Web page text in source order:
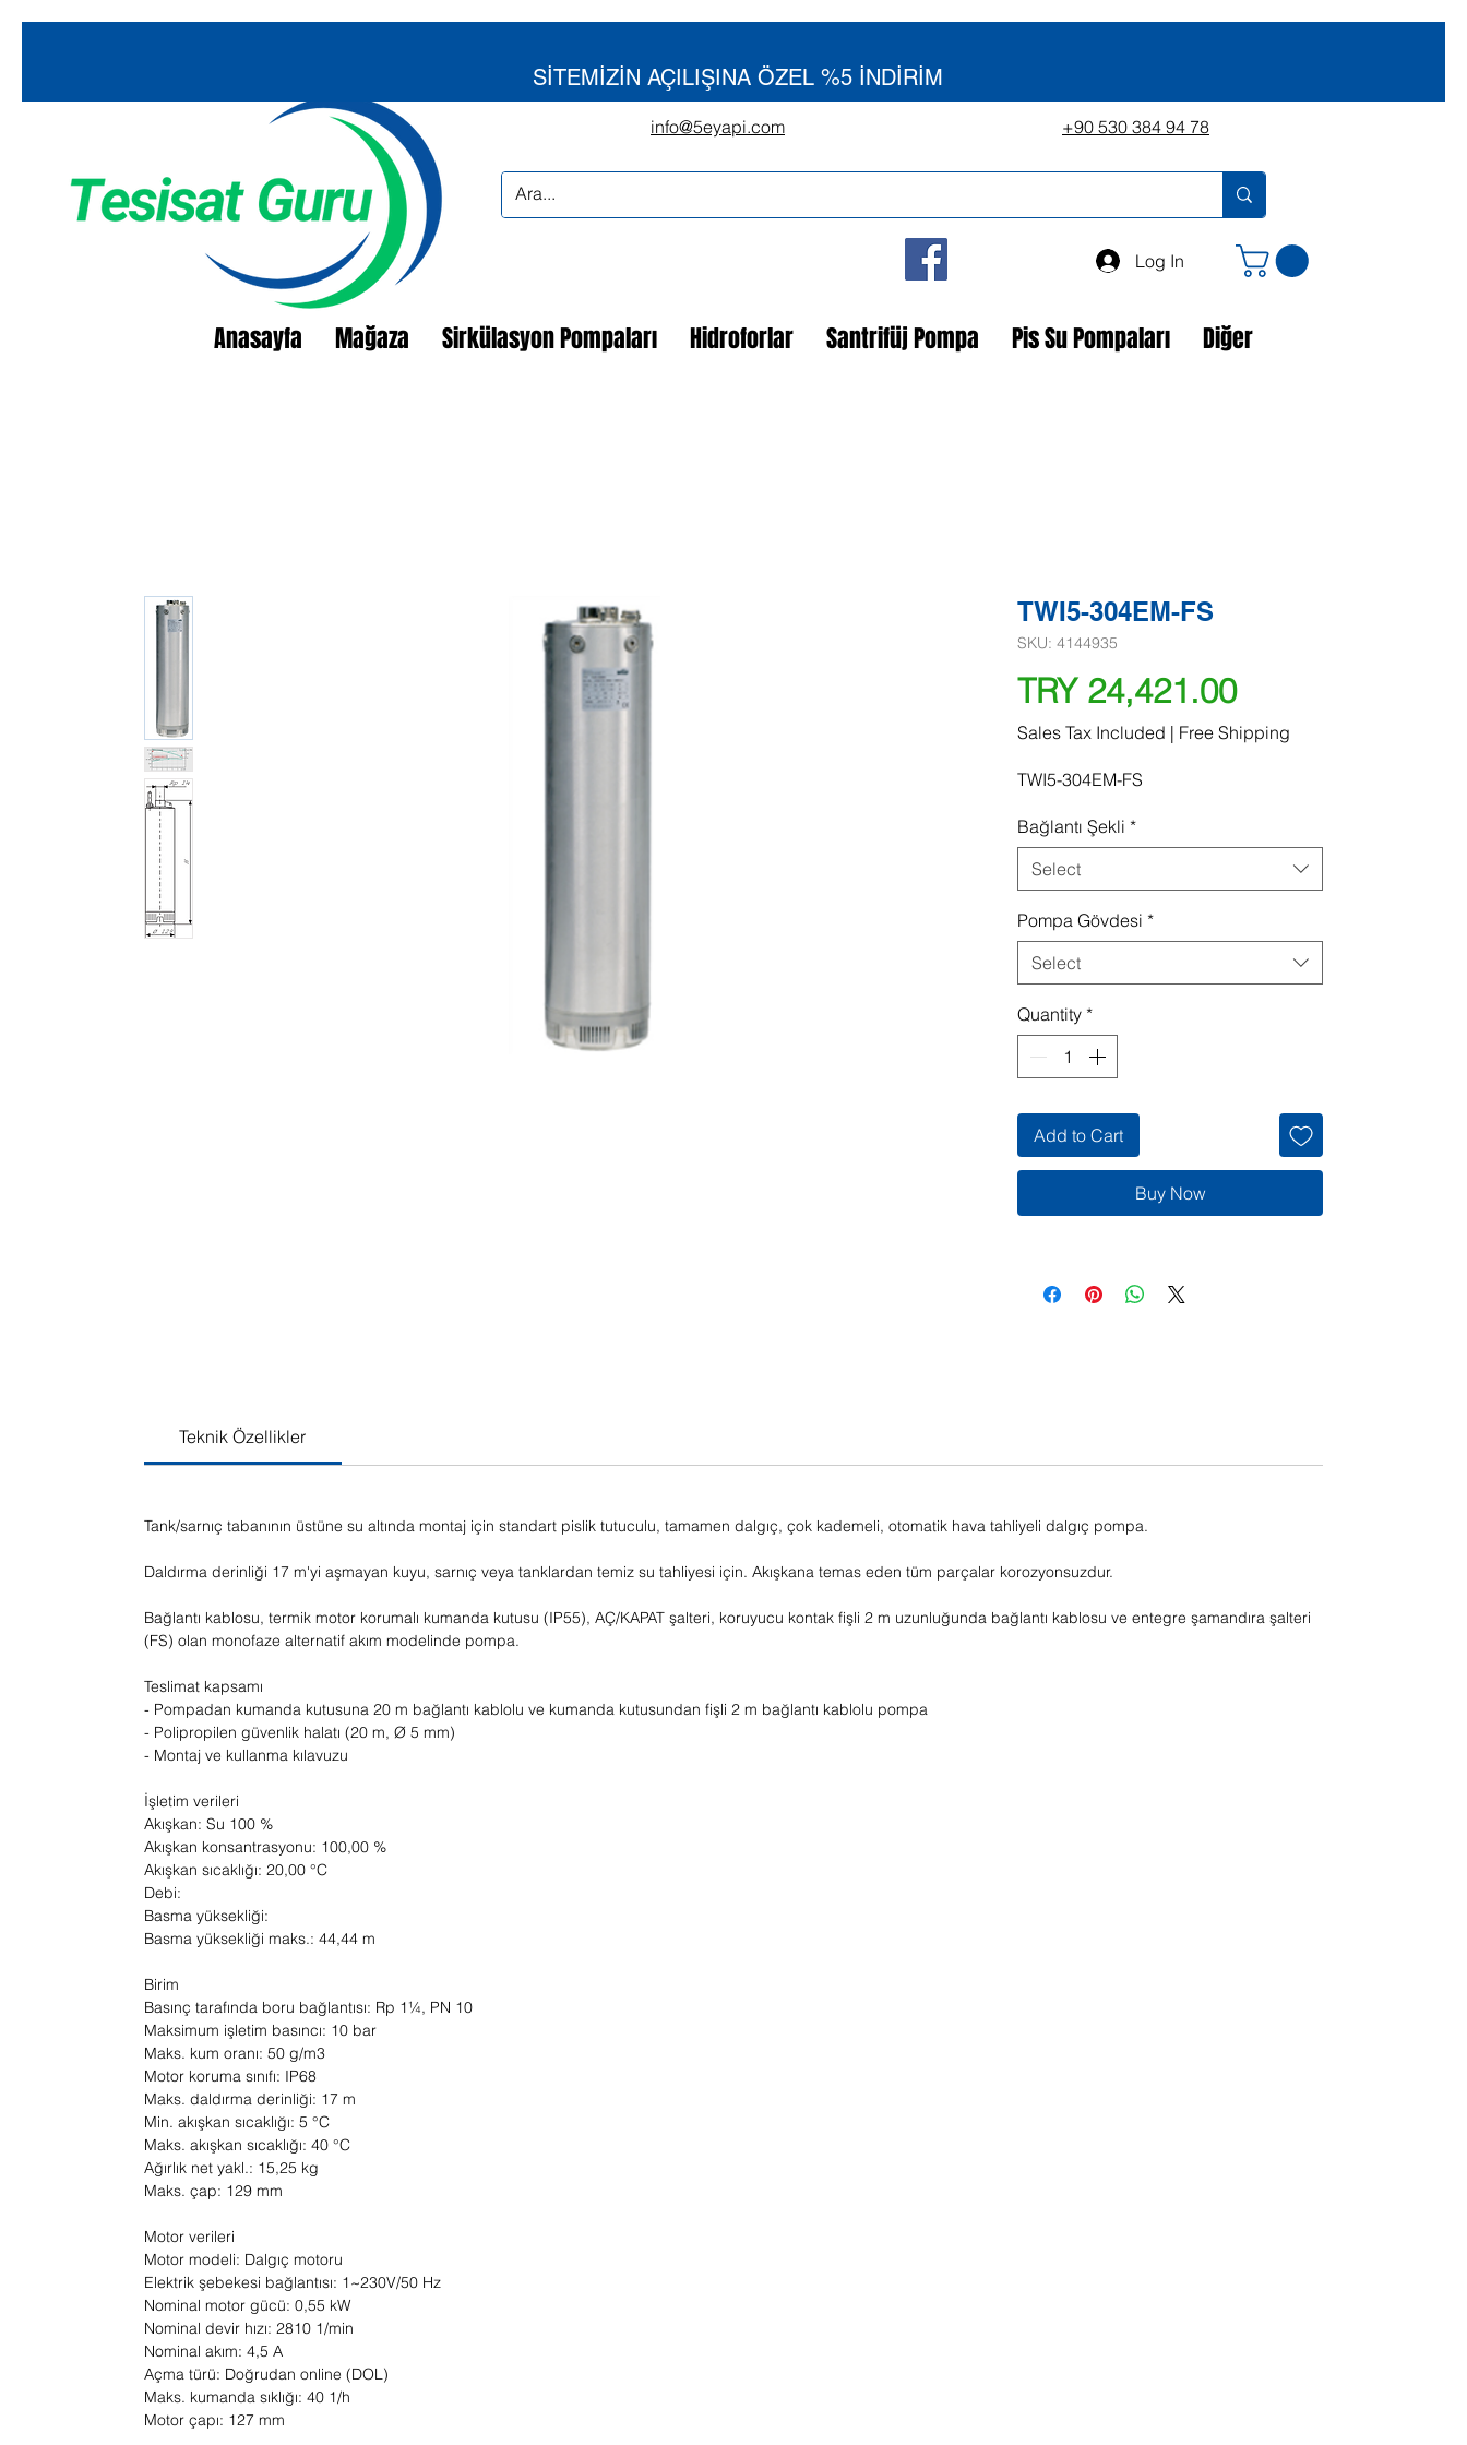
SİTEMİZİN AÇILIŞINA ÖZEL %5 İNDİRİM
Log In
Anasayfa Mağaza Sirkülasyon Pompaları Hidroforlar Santrifüj Pompa Pis Su Pompaları Diğer
+90 530 384 94 78
info@5eyapi.com
TWI5-304EM-FS
SKU: 4144935
TRY 24,421.00Price
Sales Tax Included | Free Shipping
TWI5-304EM-FS
Bağlantı Şekli *
Select
Pompa Gövdesi *
Select
Quantity *
Add to Cart
Buy Now
Teknik Özellikler
Tank/sarnıç tabanının üstüne su altında montaj için standart pislik tutuculu, tamamen dalgıç, çok kademeli, otomatik hava tahliyeli dalgıç pompa.
Daldırma derinliği 17 m'yi aşmayan kuyu, sarnıç veya tanklardan temiz su tahliyesi için. Akışkana temas eden tüm parçalar korozyonsuzdur.
Bağlantı kablosu, termik motor korumalı kumanda kutusu (IP55), AÇ/KAPAT şalteri, koruyucu kontak fişli 2 m uzunluğunda bağlantı kablosu ve entegre şamandıra şalteri
(FS) olan monofaze alternatif akım modelinde pompa.
Teslimat kapsamı
- Pompadan kumanda kutusuna 20 m bağlantı kablolu ve kumanda kutusundan fişli 2 m bağlantı kablolu pompa
- Polipropilen güvenlik halatı (20 m, Ø 5 mm)
- Montaj ve kullanma kılavuzu
İşletim verileri
Akışkan: Su 100 %
Akışkan konsantrasyonu: 100,00 %
Akışkan sıcaklığı: 20,00 °C
Debi:
Basma yüksekliği:
Basma yüksekliği maks.: 44,44 m
Birim
Basınç tarafında boru bağlantısı: Rp 1¼, PN 10
Maksimum işletim basıncı: 10 bar
Maks. kum oranı: 50 g/m3
Motor koruma sınıfı: IP68
Maks. daldırma derinliği: 17 m
Min. akışkan sıcaklığı: 5 °C
Maks. akışkan sıcaklığı: 40 °C
Ağırlık net yakl.: 15,25 kg
Maks. çap: 129 mm
Motor verileri
Motor modeli: Dalgıç motoru
Elektrik şebekesi bağlantısı: 1~230V/50 Hz
Nominal motor gücü: 0,55 kW
Nominal devir hızı: 2810 1/min
Nominal akım: 4,5 A
Açma türü: Doğrudan online (DOL)
Maks. kumanda sıklığı: 40 1/h
Motor çapı: 127 mm